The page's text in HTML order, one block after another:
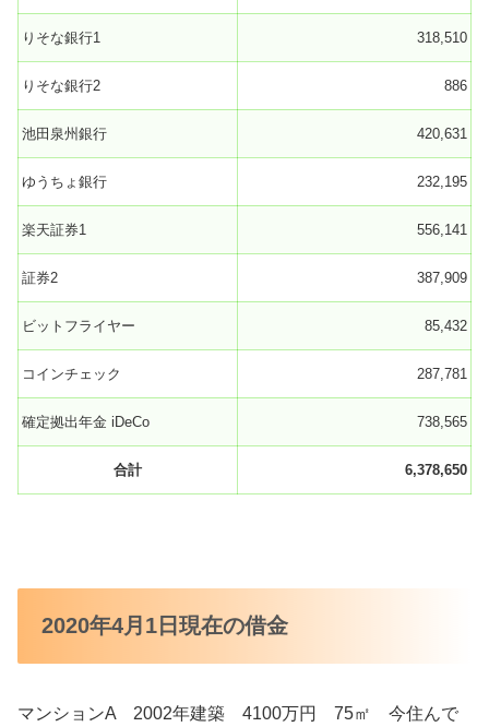
りそな銀行1 318,510
りそな銀行2 886
池田泉州銀行 420,631
ゆうちょ銀行 232,195
楽天証券1 556,141
証券2 387,909
ビットフライヤー 85,432
コインチェック 287,781
確定拠出年金 iDeCo 738,565
合計 6,378,650
2020年4月1日現在の借金
マンションA 2002年建築 4100万円 75㎡ 今住んで